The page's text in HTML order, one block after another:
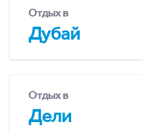
Отдых в
Дубай
Отдых в
Дели